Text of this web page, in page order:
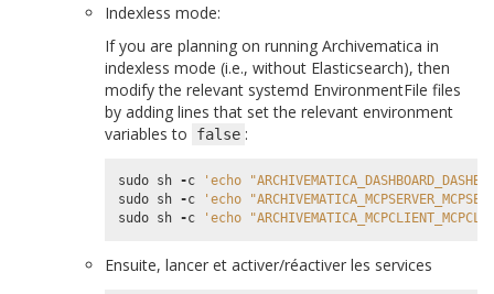
Indexless mode:
If you are planning on running Archivematica in
indexless mode (i.e., without Elasticsearch), then
modify the relevant systemd EnvironmentFile files
by adding lines that set the relevant environment
variables to
false :
sudo sh -c
'echo
sudo sh -c
'echo
sudo sh -c 'echo
Ensuite, lancer et activer/réactiver les services